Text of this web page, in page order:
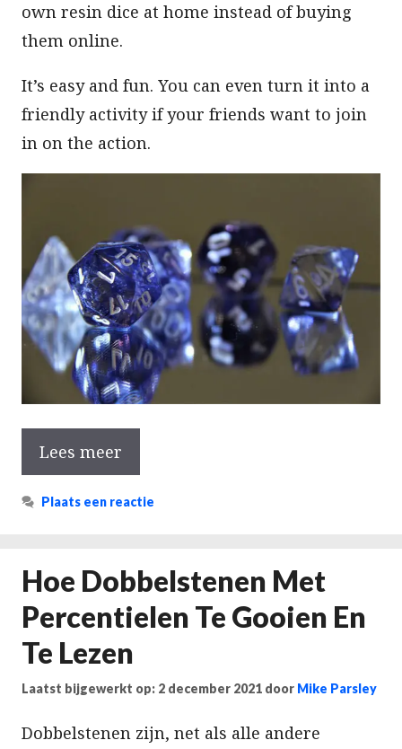
own resin dice at home instead of buying
them online.
It’s easy and fun. You can even turn it into a
friendly activity if your friends want to join
in on the action.
Lees meer
Plaats een reactie
Hoe Dobbelstenen Met
Percentielen Te Gooien En
Te Lezen
Laatst bijgewerkt op: 2 december 2021 door Mike Parsley
Dobbelstenen zijn, net als alle andere